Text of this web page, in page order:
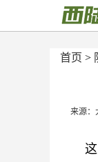
首页 >
来源：